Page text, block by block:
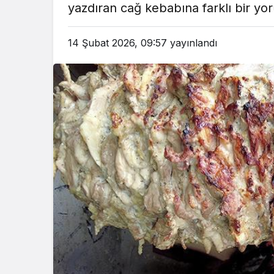
yazdıran cağ kebabına farklı bir
14 Şubat 2026, 09:57 yayınlandı
3 ay önce
Bakanı, Kahraman Polisleri
Gündem
3 ay
Yunanistan’da